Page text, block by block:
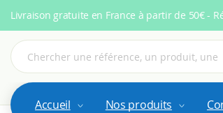
Livraison gratuite en France à partir de 50€ -
Accueil Nos produits